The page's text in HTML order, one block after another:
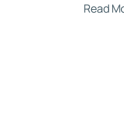
Read